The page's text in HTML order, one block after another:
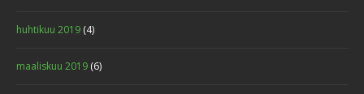
huhtikuu 2019 (4)
maaliskuu 2019 (6)